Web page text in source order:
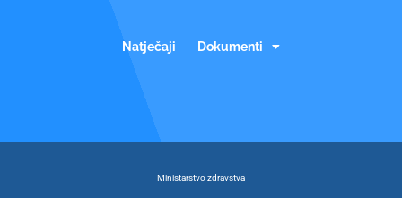
Natječaji Dokumenti
Ministarstvo zdravstva